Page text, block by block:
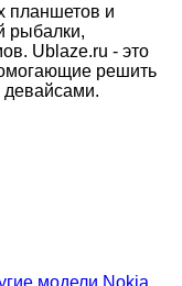
планшетов и
рыбалки,
Ublaze.ru - это
решить
модели Nokia